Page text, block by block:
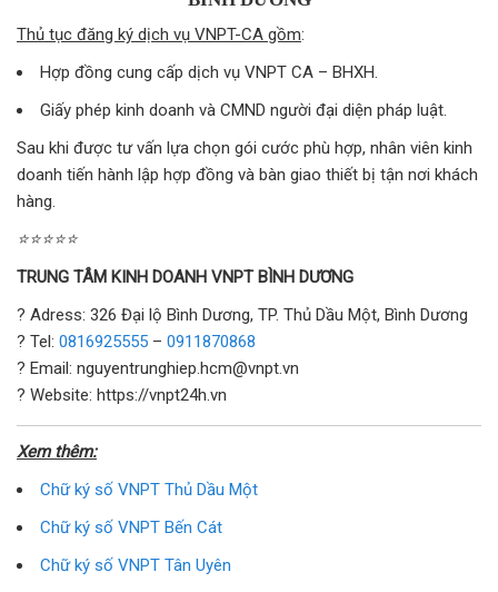
Thủ tục đăng ký dịch vụ VNPT-CA gồm:
Hợp đồng cung cấp dịch vụ VNPT CA – BHXH.
Giấy phép kinh doanh và CMND người đại diện pháp luật.
Sau khi được tư vấn lựa chọn gói cước phù hợp, nhân viên kinh
doanh tiến hành lập hợp đồng và bàn giao thiết bị tận nơi khách
hàng.
⭐⭐⭐⭐⭐
TRUNG TÂM KINH DOANH VNPT BÌNH DƯƠNG
? Adress: 326 Đại lộ Bình Dương, TP. Thủ Dầu Một, Bình Dương
? Tel: 0816925555 – 0911870868
? Email: nguyentrunghiep.hcm@vnpt.vn
? Website: https://vnpt24h.vn
Xem thêm:
Chữ ký số VNPT Thủ Dầu Một
Chữ ký số VNPT Bến Cát
Chữ ký số VNPT Tân Uyên